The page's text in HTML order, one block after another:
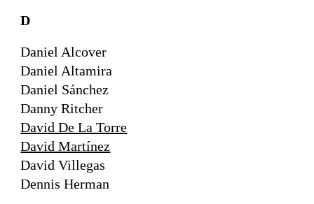
D
Daniel Alcover
Daniel Altamira
Daniel Sánchez
Danny Ritcher
David De La Torre
David Martínez
David Villegas
Dennis Herman